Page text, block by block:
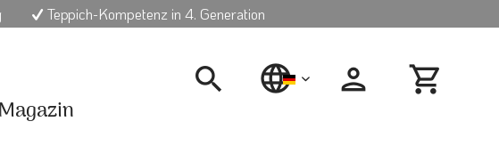
Teppich-Kompetenz in 4. Generation
deutsch
Magazin